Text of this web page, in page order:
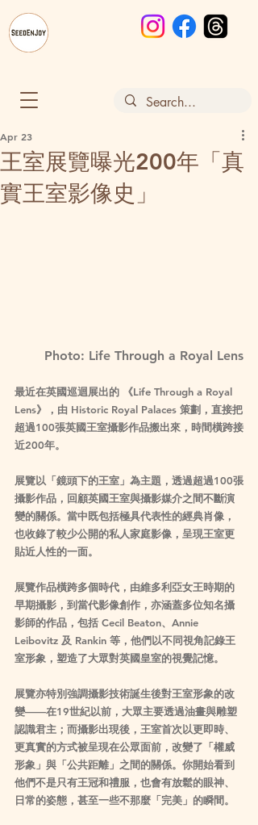
王室展覽曝光200年「真
實王室影像史」
Apr 23
Photo: Life Through a Royal Lens
最近在英國巡迴展出的
《Life Through a Royal
Lens》
，由 Historic Royal Palaces 策劃，直接把
超過100張英國王室攝影作品搬出來，時間橫跨接
近200年。
展覽以「鏡頭下的王室」為主題，透過超過100張
攝影作品，回顧英國王室與攝影媒介之間不斷演
變的關係。當中既包括極具代表性的經典肖像，
也收錄了較少公開的私人家庭影像，呈現王室更
貼近人性的一面。
展覽作品橫跨多個時代，由維多利亞女王時期的
早期攝影，到當代影像創作，亦涵蓋多位知名攝
影師的作品，包括 Cecil Beaton、Annie
Leibovitz 及 Rankin 等，他們以不同視角記錄王
室形象，塑造了大眾對英國皇室的視覺記憶。
展覽亦特別強調攝影技術誕生後對王室形象的改
變——在19世紀以前，大眾主要透過油畫與雕塑
認識君主；而攝影出現後，王室首次以更即時、
更真實的方式被呈現在公眾面前，改變了「權威
形象」與「公共距離」之間的關係。你開始看到
他們不是只有王冠和禮服，也會有放鬆的眼神、
日常的姿態，甚至一些不那麼「完美」的瞬間。